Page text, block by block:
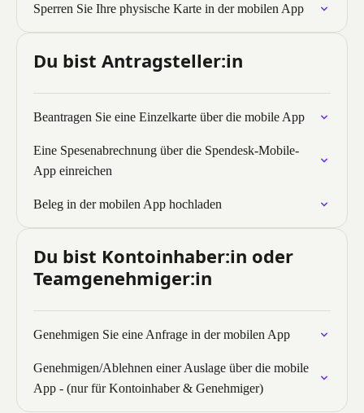
Sperren Sie Ihre physische Karte in der mobilen App
Du bist Antragsteller:in
Beantragen Sie eine Einzelkarte über die mobile App
Eine Spesenabrechnung über die Spendesk-Mobile-
App einreichen
Beleg in der mobilen App hochladen
Du bist Kontoinhaber:in oder
Teamgenehmiger:in
Genehmigen Sie eine Anfrage in der mobilen App
Genehmigen/Ablehnen einer Auslage über die mobile
App - (nur für Kontoinhaber & Genehmiger)